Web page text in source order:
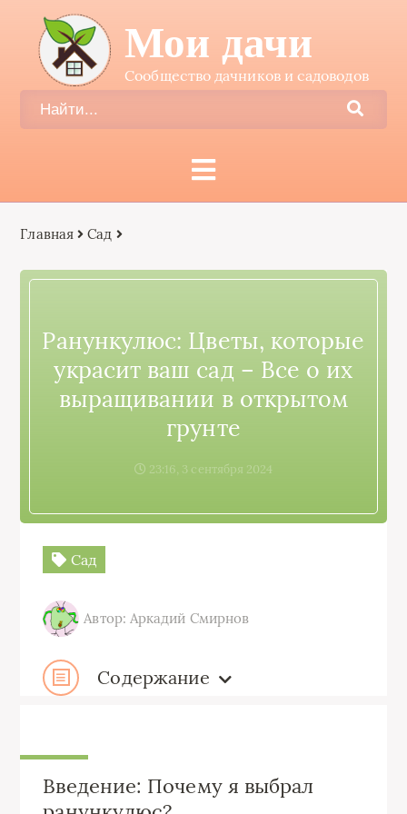
Мои дачи
Сообщество дачников и садоводов
Главная Сад
Ранункулюс: Цветы, которые
украсит ваш сад – Все о их
выращивании в открытом
грунте
23:16, 3 сентября 2024
Сад
Автор: Аркадий Смирнов
Содержание
Введение: Почему я выбрал